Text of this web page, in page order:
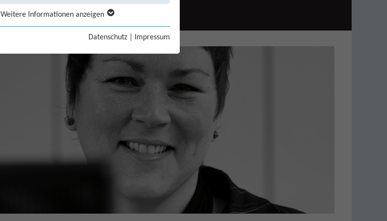
Weitere Informationen anzeigen
Datenschutz Impressum